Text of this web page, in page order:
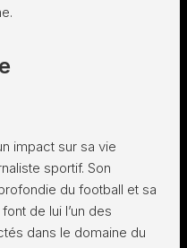
impact sur sa vie
sportif. Son
du football et sa
de lui l’un des
dans le domaine du